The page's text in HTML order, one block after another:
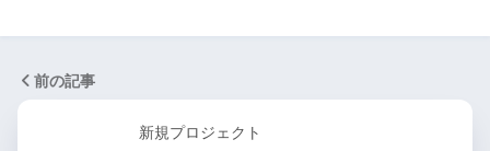
前の記事
新規プロジェクト